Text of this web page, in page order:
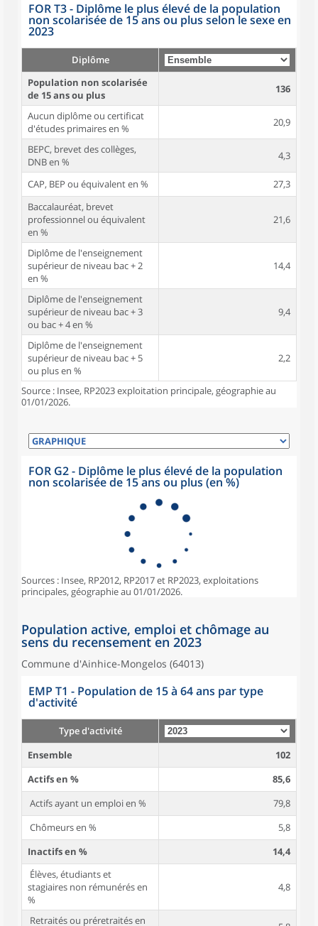
FOR T3 - Diplôme le plus élevé de la population
non scolarisée de 15 ans ou plus selon le sexe en
2023
Diplôme
Population non scolarisée
de 15 ans ou plus
136
Aucun diplôme ou certificat
d'études primaires en %
20,9
BEPC, brevet des collèges,
DNB en %
4,3
CAP, BEP ou équivalent en %
27,3
Baccalauréat, brevet
professionnel ou équivalent
en %
21,6
Diplôme de l'enseignement
supérieur de niveau bac + 2
en %
14,4
Diplôme de l'enseignement
supérieur de niveau bac + 3
ou bac + 4 en %
9,4
Diplôme de l'enseignement
supérieur de niveau bac + 5
ou plus en %
2,2
Source : Insee, RP2023 exploitation principale, géographie au
01/01/2026.
FOR G2 - Diplôme le plus élevé de la population
non scolarisée de 15 ans ou plus (en %)
Sources : Insee, RP2012, RP2017 et RP2023, exploitations
principales, géographie au 01/01/2026.
Population active, emploi et chômage au
sens du recensement en 2023
Commune d'Ainhice-Mongelos (64013)
EMP T1 - Population de 15 à 64 ans par type
d'activité
Type d'activité
Ensemble
102
Actifs en %
85,6
Actifs ayant un emploi en %
79,8
Chômeurs en %
5,8
Inactifs en %
14,4
Élèves, étudiants et
stagiaires non rémunérés en
%
4,8
Retraités ou préretraités en